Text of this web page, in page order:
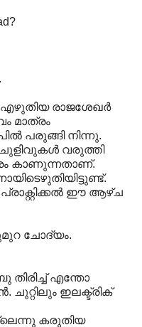
രാജശേഖർ
മാത്രം
പരുങ്ങി നിന്നു.
ചുളിവുകൾ വരുത്തി
കാണുന്നതാണ്.
ഈ ആഴ്ച
ചോദ്യം.
എന്തോ
ചുറ്റിലും ഇലക്ട്രിക്
കരുതിയ